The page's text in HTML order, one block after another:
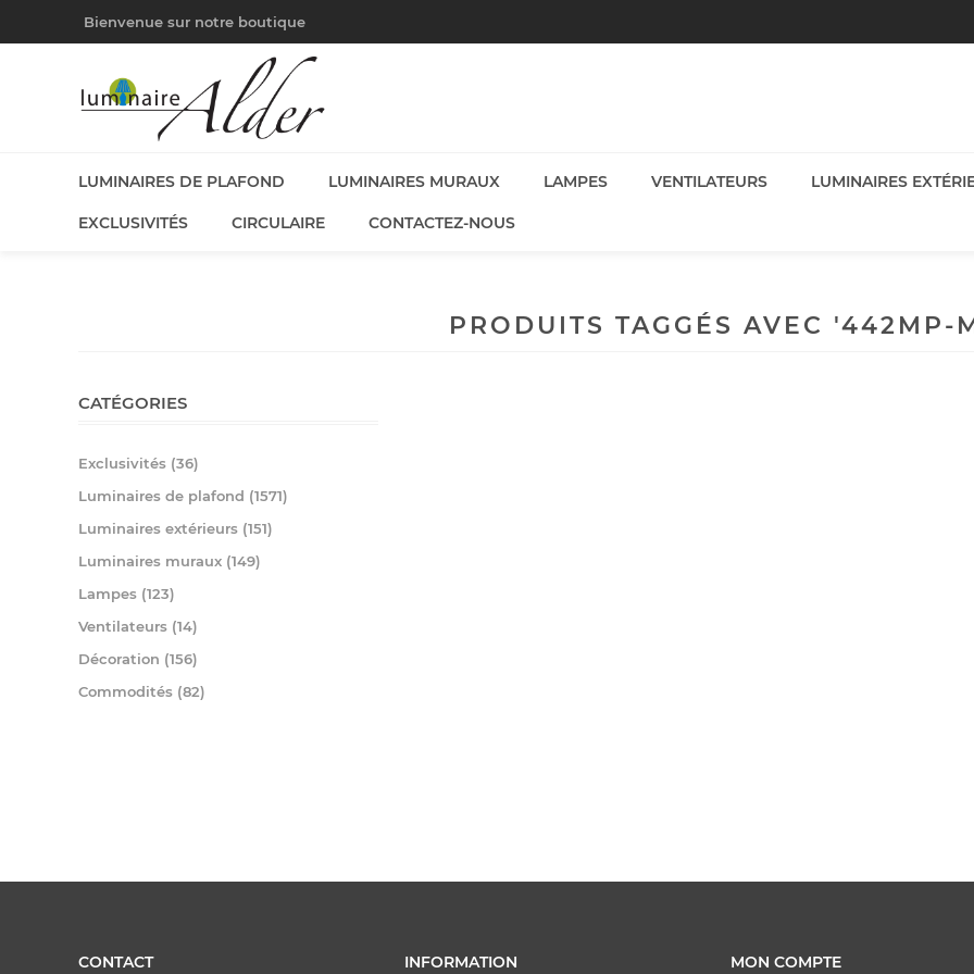
Bienvenue sur notre boutique
LUMINAIRES DE PLAFOND LUMINAIRES MURAUX LAMPES VENTILATEURS LUMINAIRES
EXCLUSIVITÉS CIRCULAIRE CONTACTEZ-NOUS
PRODUITS TAGGÉS AVEC '442MP-
CATÉGORIES
Exclusivités (36)
Luminaires de plafond (1571)
Luminaires extérieurs (151)
Luminaires muraux (149)
Lampes (123)
Ventilateurs (14)
Décoration (156)
Commodités (82)
CONTACT INFORMATION MON COMPTE